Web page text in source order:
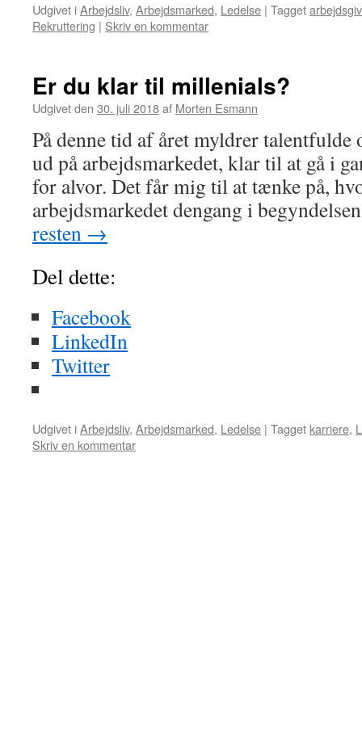
Udgivet iArbejdsliv, Arbejdsmarked, Ledelse | Tagget
Rekruttering | Skriv en kommentar
Er du klar til millenials?
Udgivet den 30. juli 2018af Morten Esmann
På denne tid af året myldrer talentfulde
ud på arbejdsmarkedet, klar til at gå i
for alvor. Det får mig til at tænke på,
arbejdsmarkedet dengang i
resten →
Del dette:
Facebook
LinkedIn
Twitter
Udgivet iArbejdsliv, Arbejdsmarked, Ledelse | Tagget karriere,
Skriv en kommentar